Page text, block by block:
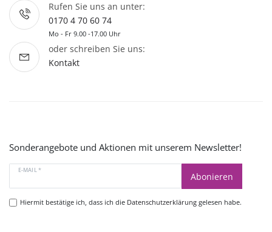
Rufen Sie uns an unter:
0170 4 70 60 74
Mo - Fr 9.00 -17.00 Uhr
oder schreiben Sie uns:
Kontakt
Sonderangebote und Aktionen mit unserem Newsletter!
E-MAIL *
Abonieren
Hiermit bestätige ich, dass ich die Datenschutzerklärunggelesen habe.